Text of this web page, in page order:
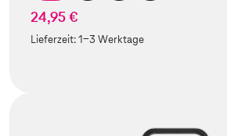
24,95 €
Lieferzeit:1-3 Werktage